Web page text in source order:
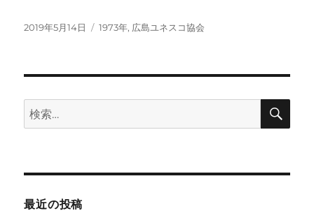
投
2019年5月14日
カ
1973年, 広島ユネスコ協会
検
索:
検
最近の投稿